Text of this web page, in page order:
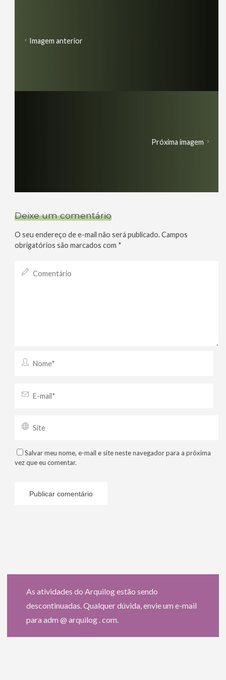
Imagem anterior
Próxima imagem
Deixe um comentário
O seu endereço de e-mail não será publicado. Campos
obrigatórios são marcados com *
Salvar meu nome, e-mail e site neste navegador para a próxima
vez que eu comentar.
As atividades do Arquilog estão sendo
descontinuadas. Qualquer dúvida, envie um e-mail
para adm @ arquilog . com.